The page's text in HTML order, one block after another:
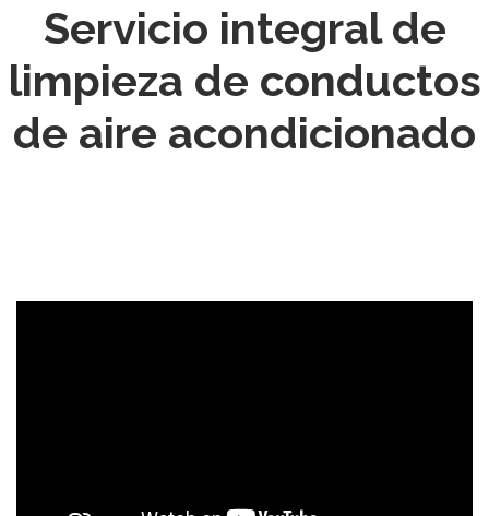
Servicio integral de
limpieza de conductos
de aire acondicionado